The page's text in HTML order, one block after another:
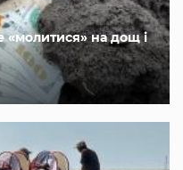
на дощ і